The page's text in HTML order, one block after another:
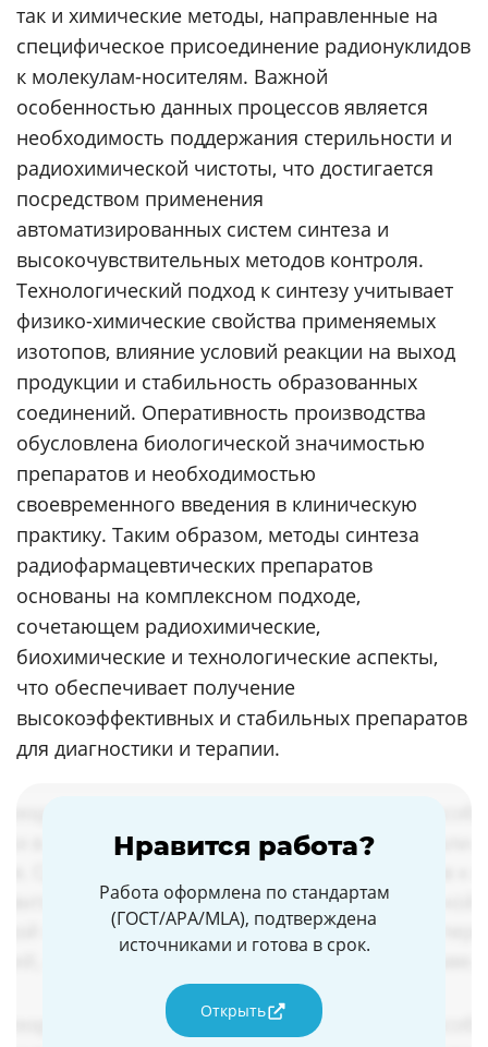
так и химические методы, направленные на
специфическое присоединение радионуклидов
к молекулам-носителям. Важной
особенностью данных процессов является
необходимость поддержания стерильности и
радиохимической чистоты, что достигается
посредством применения
автоматизированных систем синтеза и
высокочувствительных методов контроля.
Технологический подход к синтезу учитывает
физико-химические свойства применяемых
изотопов, влияние условий реакции на выход
продукции и стабильность образованных
соединений. Оперативность производства
обусловлена биологической значимостью
препаратов и необходимостью
своевременного введения в клиническую
практику. Таким образом, методы синтеза
радиофармацевтических препаратов
основаны на комплексном подходе,
сочетающем радиохимические,
биохимические и технологические аспекты,
что обеспечивает получение
высокоэффективных и стабильных препаратов
для диагностики и терапии.
Нравится работа?
Работа оформлена по стандартам
(ГОСТ/APA/MLA), подтверждена
источниками и готова в срок.
Открыть